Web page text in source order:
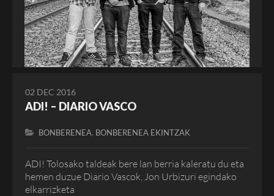
02 DEC 2016
ADI! – DIARIO VASCO
BONBERENEA, BONBERENEA EKINTZAK
ADI! Tolosako taldeak bere lan berria kaleratu du eta
hemen duzue Diario Vascok, Jon Urbizuri egindako
elkarrizketa